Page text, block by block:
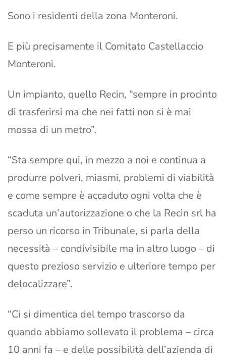
Sono i residenti della zona Monteroni.
E più precisamente il Comitato Castellaccio
Monteroni.
Un impianto, quello Recin, “sempre in procinto
di trasferirsi ma che nei fatti non si è mai
mossa di un metro”.
“Sta sempre qui, in mezzo a noi e continua a
produrre polveri, miasmi, problemi di viabilità
e come sempre è accaduto ogni volta che è
scaduta un’autorizzazione o che la Recin srl ha
perso un ricorso in Tribunale, si parla della
necessità – condivisibile ma in altro luogo – di
questo prezioso servizio e ulteriore tempo per
delocalizzare”.
“Ci si dimentica del tempo trascorso da
quando abbiamo sollevato il problema – circa
10 anni fa – e delle possibilità dell’azienda di